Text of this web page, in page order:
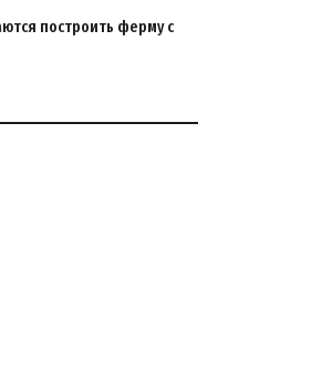
построить ферму с